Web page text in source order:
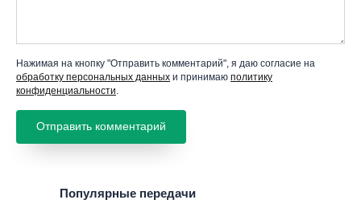
Нажимая на кнопку "Отправить комментарий", я даю согласие на
обработку персональных данных и принимаю политику
конфиденциальности
Популярные передачи